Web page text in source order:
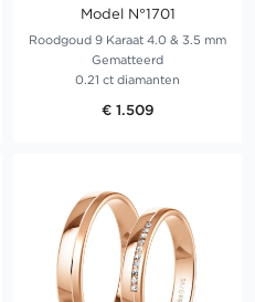
Model N°1701
Roodgoud 9 Karaat 4.0 & 3.5 mm
Gematteerd
0.21 ct diamanten
€ 1.509